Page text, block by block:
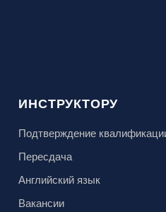
ИНСТРУКТОРУ
Подтверждение
Пересдача
Английский язык
Вакансии